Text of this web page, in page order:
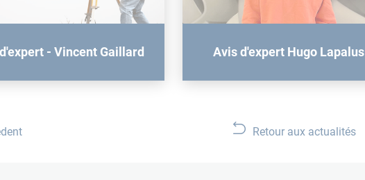
- Vincent Gaillard Avis d'expert Hugo Lapalus
Retour aux actualités